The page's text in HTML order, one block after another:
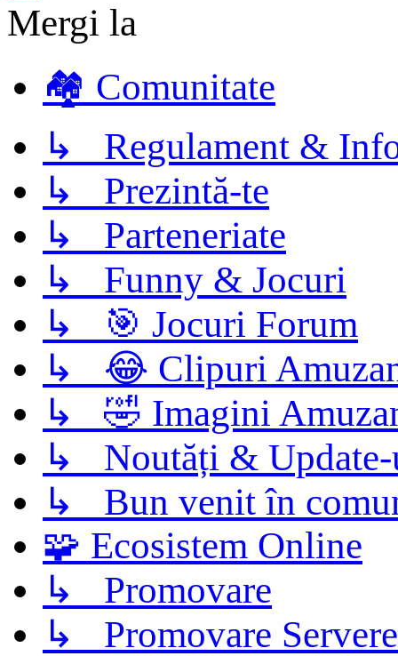
Mergi la
🏘️ Comunitate
↳ Regulament &
↳ Prezintă-te
↳ Parteneriate
↳ Funny & Jocuri
↳ 🎯 Jocuri Forum
↳ 😂 Clipuri
↳ 🤣 Imagini
↳ Noutăți &
↳ Bun venit în
🧩 Ecosistem Online
↳ Promovare
↳ Promovare Servere